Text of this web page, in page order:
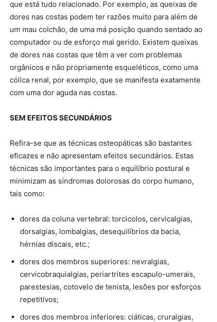
que está tudo relacionado. Por exemplo, as queixas de
dores nas costas podem ter razões muito para além de
um mau colchão, de uma má posição quando sentado ao
computador ou de esforço mal gerido. Existem queixas
de dores nas costas que têm a ver com problemas
orgânicos e não propriamente esqueléticos, como uma
cólica renal, por exemplo, que se manifesta exatamente
com uma dor aguda nas costas.
SEM EFEITOS SECUNDÁRIOS
Refira-se que as técnicas osteopáticas são bastantes
eficazes e não apresentam efeitos secundários. Estas
técnicas são importantes para o equilíbrio postural e
minimizam as síndromas dolorosas do corpo humano,
tais como:
dores da coluna vertebral: torcicolos, cervicalgias,
dorsalgias, lombalgias, desequilíbrios da bacia,
hérnias discais, etc.;
dores dos membros superiores: nevralgias,
cervicobraquialgias, periartrites escapulo-umerais,
parestesias, cotovelo de tenista, lesões por esforços
repetitivos;
dores dos membros inferiores: ciáticas, cruralgias,